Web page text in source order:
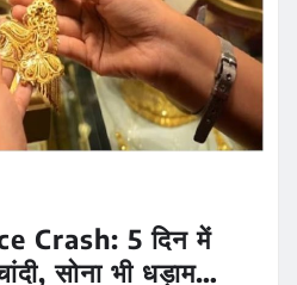
Crash: 5 दिन में
सोना भी धड़ाम…